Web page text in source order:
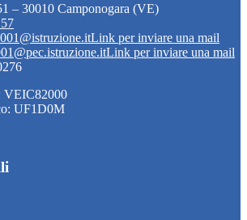
– 30010 Camponogara (VE)
Link per inviare una mail
Link per inviare una mail
VEIC82000
UF1D0M